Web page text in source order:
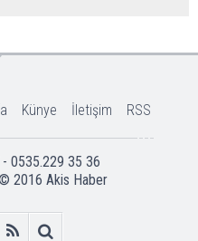
Künye İletişim RSS
0535.229 35 36
© 2016 Akis Haber